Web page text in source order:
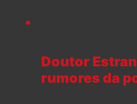
Doutor
rumores da